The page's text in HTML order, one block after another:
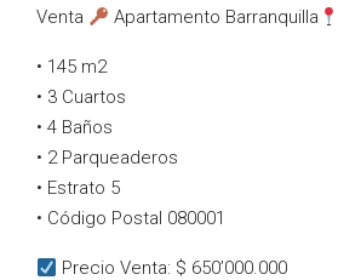
Venta Apartamento Barranquilla
• 145 m2
• 3 Cuartos
• 4 Baños
• 2 Parqueaderos
• Estrato 5
• Código Postal 080001
Precio Venta: $ 650’000.000